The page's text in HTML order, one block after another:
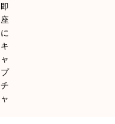
即
座
に
キ
ャ
プ
チ
ャ